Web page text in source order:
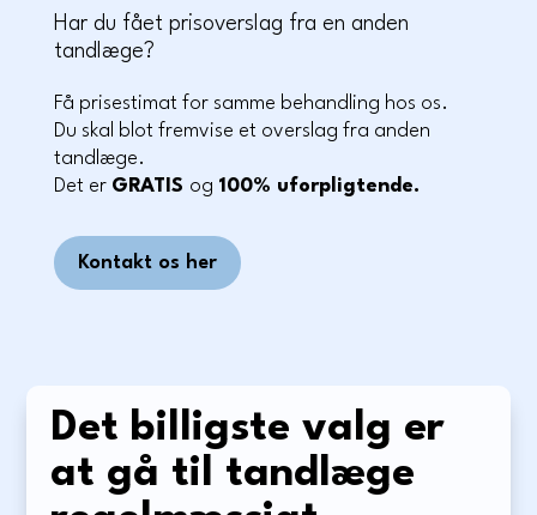
Har du fået prisoverslag fra en anden
tandlæge?
Få prisestimat for samme behandling hos os.
Du skal blot fremvise et overslag fra anden
tandlæge.
Det er GRATIS og 100% uforpligtende.
Kontakt os her
Det billigste valg er
at gå til tandlæge